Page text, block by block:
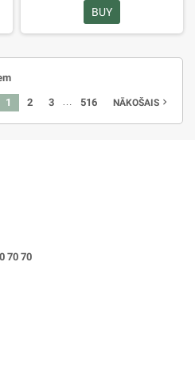
BUY
1 2 3 516 NĀKOŠAIS navigate_next
70 70